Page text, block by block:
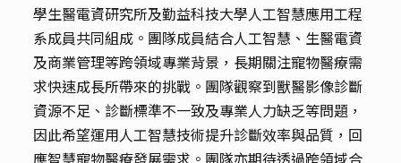
學生醫電資研究所及勤益科技大學人工智慧應用工程
系成員共同組成。團隊成員結合人工智慧、生醫電資
及商業管理等跨領域專業背景，長期關注寵物醫療需
求快速成長所帶來的挑戰。團隊觀察到獸醫影像診斷
資源不足、診斷標準不一致及專業人力缺乏等問題，
因此希望運用人工智慧技術提升診斷效率與品質，回